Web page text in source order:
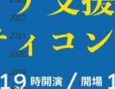
2022
2021
2020
2019